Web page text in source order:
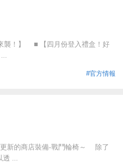
襲！】 ■ 【四月份登入禮盒！好
#官方情報
新的商店裝備-戰鬥輪椅～ 除了
...